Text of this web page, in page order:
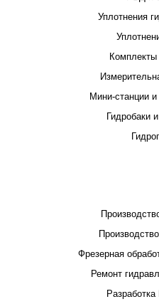
Уплотнения
Комплекты
Мини-станции
Гидробаки
Фрезерная
Ремонт